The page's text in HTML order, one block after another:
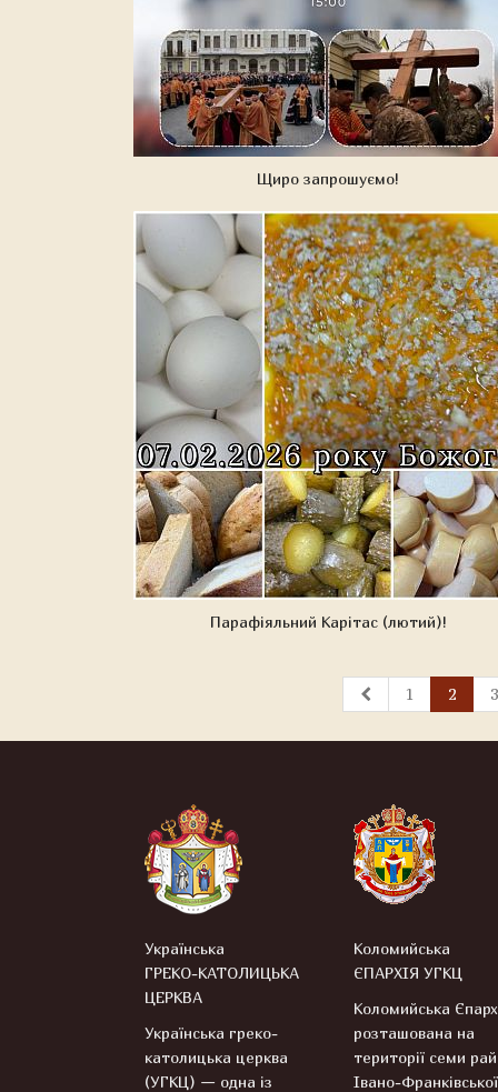
Щиро запрошуємо!
Парафіяльний Карітас (лютий)!
1 2 3
Українська
ГРЕКО-КАТОЛИЦЬКА
ЦЕРКВА
Українська греко-
католицька церква
(УГКЦ) — одна із
Коломийська
ЄПАРХІЯ УГКЦ
Коломийська
розташована на
території семи
Івано-Франківської